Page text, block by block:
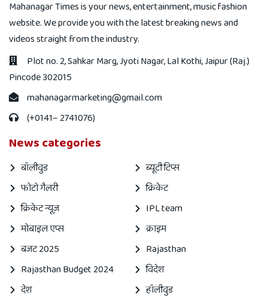
Mahanagar Times is your news, entertainment, music fashion
website. We provide you with the latest breaking news and
videos straight from the industry.
Plot no. 2, Sahkar Marg, Jyoti Nagar, Lal Kothi, Jaipur (Raj.)
Pincode 302015
mahanagarmarketing@gmail.com
(+0141– 2741076)
News categories
बॉलीवुड
ब्यूटी टिप्स
फोटो गैलरी
क्रिकेट
क्रिकेट न्यूज़
IPL team
मोबाइल एप्स
क्राइम
बजट 2025
Rajasthan
Rajasthan Budget 2024
विदेश
देश
हॉलीवुड